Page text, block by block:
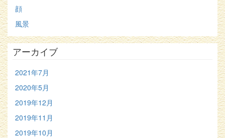
顔
風景
アーカイブ
2021年7月
2020年5月
2019年12月
2019年11月
2019年10月